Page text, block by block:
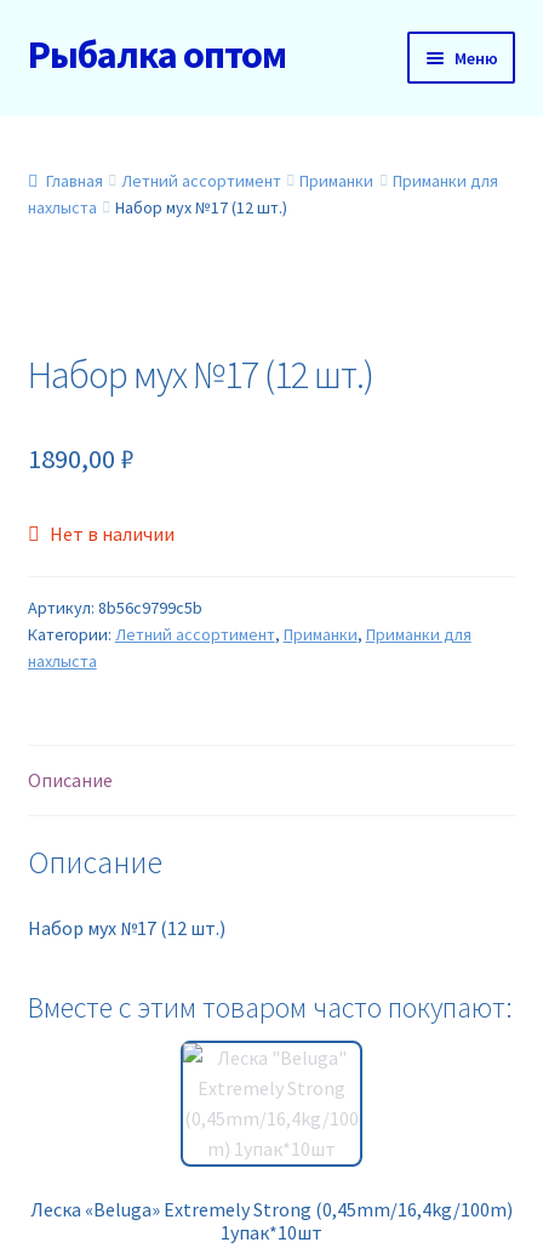
Перейти
к
Перейти
к
Рыбалка оптом Меню
О нас
Новинки
Главная Летний ассортимент Приманки
Приманки для
нахлыста
Набор мух №17 (12 шт.)
Набор мух №17 (12 шт.)
1890,00 ₽
Нет в наличии
Артикул: 8b56c9799c5b
Категории: Летний ассортимент, Приманки, Приманки для
нахлыста
Описание
Описание
Набор мух №17 (12 шт.)
Вместе с этим товаром часто покупают:
Леска «Beluga» Extremely Strong (0,45mm/16,4kg/100m)
1упак*10шт